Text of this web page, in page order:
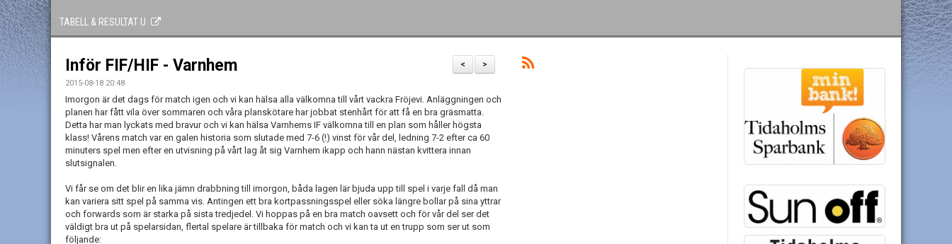
TABELL & RESULTAT U
>
<
Inför FIF/HIF - Varnhem
2015-08-18 20:48
Imorgon är det dags för match igen och vi kan hälsa alla välkomna till vårt vackra Fröjevi. Anläggningen och
planen har fått vila över sommaren och våra planskötare har jobbat stenhårt för att få en bra gräsmatta.
Detta har man lyckats med bravur och vi kan hälsa Varnhems IF välkomna till en plan som håller högsta
klass! Vårens match var en galen historia som slutade med 7-6 (!) vinst för vår del, ledning 7-2 efter ca 60
minuters spel men efter en utvisning på vårt lag åt sig Varnhem ikapp och hann nästan kvittera innan
slutsignalen.
Vi får se om det blir en lika jämn drabbning till imorgon, båda lagen lär bjuda upp till spel i varje fall då man
kan variera sitt spel på samma vis. Antingen ett bra kortpassningsspel eller söka längre bollar på sina yttrar
och forwards som är starka på sista tredjedel. Vi hoppas på en bra match oavsett och för vår del ser det
väldigt bra ut på spelarsidan, flertal spelare är tillbaka för match och vi kan ta ut en trupp som ser ut som
följande: